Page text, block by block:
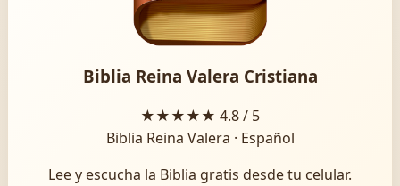
Biblia Reina Valera Cristiana
★★★★★ 4.8 / 5
Biblia Reina Valera · Español
Lee y escucha la Biblia gratis desde tu celular.